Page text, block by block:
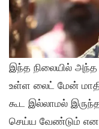
இந்த நிலையில் அந்த
உள்ள லைட் மேன்
கூட இல்லாமல்
செய்ய வேண்டும் என